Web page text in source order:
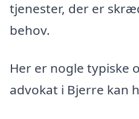
tjenester, der er
behov.
Her er nogle typiske
advokat i Bjerre kan